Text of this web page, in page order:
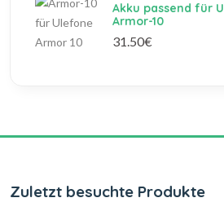
Akku passend für
Armor-10
31.50€
Zuletzt besuchte Produkte